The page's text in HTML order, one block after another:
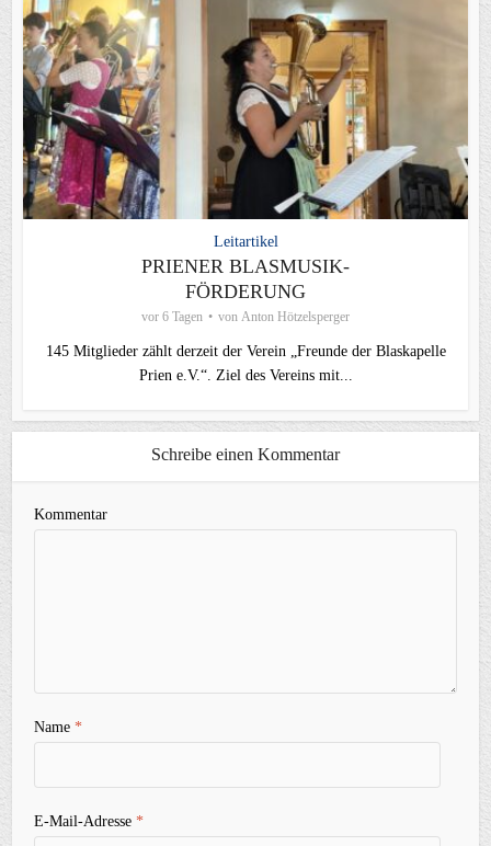
Leitartikel
PRIENER BLASMUSIK-
FÖRDERUNG
vor 6 Tagen von Anton Hötzelsperger
145 Mitglieder zählt derzeit der Verein „Freunde der Blaskapelle
Prien e.V.“. Ziel des Vereins mit...
Schreibe einen Kommentar
Kommentar
Name*
E-Mail-Adresse*